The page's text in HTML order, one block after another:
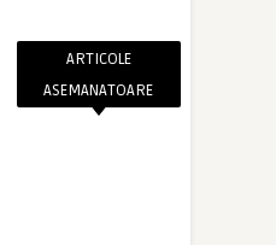
ARTICOLE
ASEMANATOARE